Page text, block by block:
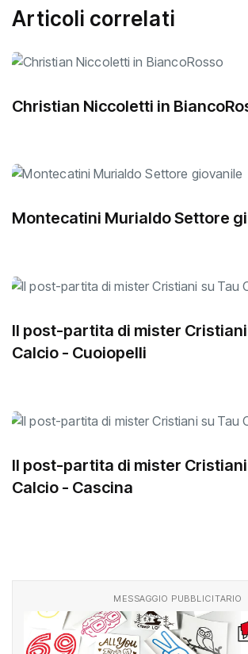
Articoli correlati
Christian Niccoletti in
Montecatini Murialdo Settore
Il post-partita di mister
Calcio - Cuoiopelli
Il post-partita di mister
Calcio - Cascina
MESSAGGIO PUBBLICITARIO